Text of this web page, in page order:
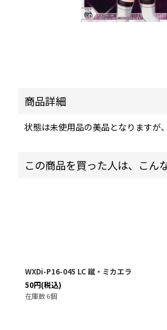
商品詳細
状態は未使用品の美品となりますが
この商品を買った人は、こん
WXDi-P16-045 LC 蹴・ミカエラ
50円(税込)
在庫数 6個